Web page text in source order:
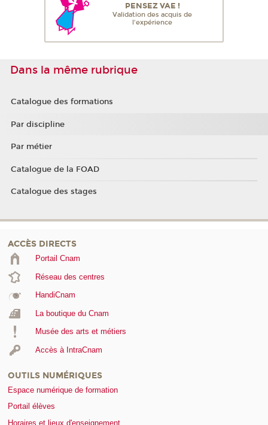
PENSEZ VAE !
Validation des acquis de
l'expérience
Dans la même rubrique
Catalogue des formations
Par discipline
Par métier
Catalogue de la FOAD
Catalogue des stages
ACCÈS DIRECTS
Portail Cnam
Réseau des centres
HandiCnam
La boutique du Cnam
Musée des arts et métiers
Accès à IntraCnam
OUTILS NUMÉRIQUES
Espace numérique de formation
Portail élèves
Horaires et lieux d'enseignement